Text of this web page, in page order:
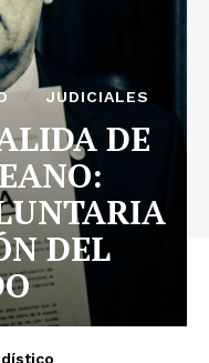
JUDICIALES
DE
DEL